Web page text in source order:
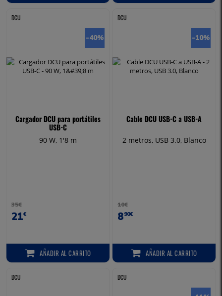
DCU
-40%
Cargador DCU para portátiles
USB-C
90 W, 1'8 m
35€
21€
AÑADIR AL CARRITO
DCU
-10%
Cable DCU USB-C a USB-A
2 metros, USB 3.0, Blanco
10€
8 90€
AÑADIR AL CARRITO
DCU DCU